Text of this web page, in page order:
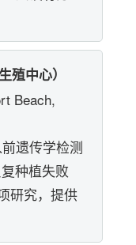
中心）
Beach,
遗传学检测
种植失败
研究，提供